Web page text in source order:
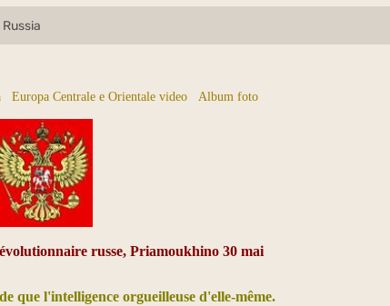
Russia
Europa Centrale e Orientale video Album foto
russe, Priamoukhino 30 mai
que l'intelligence orgueilleuse d'elle-même.